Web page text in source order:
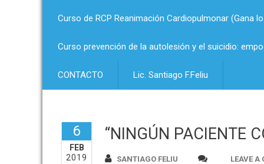
Curso de RCP Reanimación Cardiopulmonar (Gana
Curso prevención de la autolesión y el suicidio:
CONTACTO Lic. Santiago F.Feliu
6
FEB
2019
“NINGÚN PACIENTE
SANTIAGO FELIU LEAVE A